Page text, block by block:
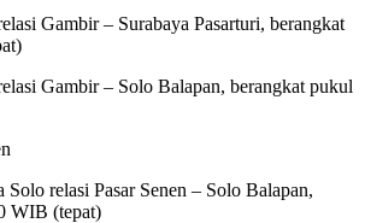
Gambir – Surabaya Pasarturi, berangkat
Gambir – Solo Balapan, berangkat pukul
relasi Pasar Senen – Solo Balapan,
WIB (tepat)